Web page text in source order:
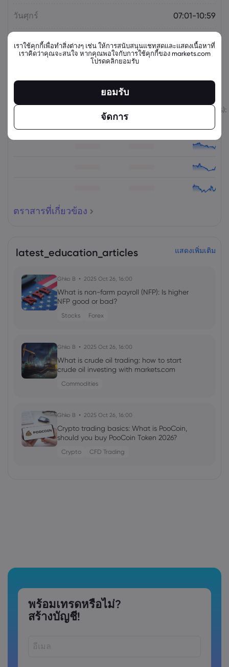
วันศุกร์ 07:01-10:59
วันศุกร์ 11:03-15:29
ตราสารที่เกี่ยวข้อง
สินทรัพย์ เปลี่ยนแปลง (%):
ตราสารที่เกี่ยวข้อง
latest_education_articles แสดงเพิ่มเติม
Ghko B 2025 Oct 26, 16:00
What is non-farm payroll (NFP): Is higher
NFP good or bad?
Stocks Forex
Ghko B 2025 Oct 26, 16:00
What is crude oil trading: how to start
crude oil investing with markets.com
Commodities
Ghko B 2025 Oct 26, 16:00
Crypto trading basics: What is PooCoin,
should you buy PooCoin Token 2026?
Crypto CFD Trading
พร้อมเทรดหรือไม่?
สร้างบัญชี!
เราใช้คุกกี้เพื่อทำสิ่งต่างๆ เช่น ให้การสนับสนุนแชทสดและแสดงเนื้อหาที่
เราคิดว่าคุณจะสนใจ หากคุณพอใจกับการใช้คุกกี้ของ markets.com
โปรดคลิกยอมรับ
ยอมรับ
จัดการ